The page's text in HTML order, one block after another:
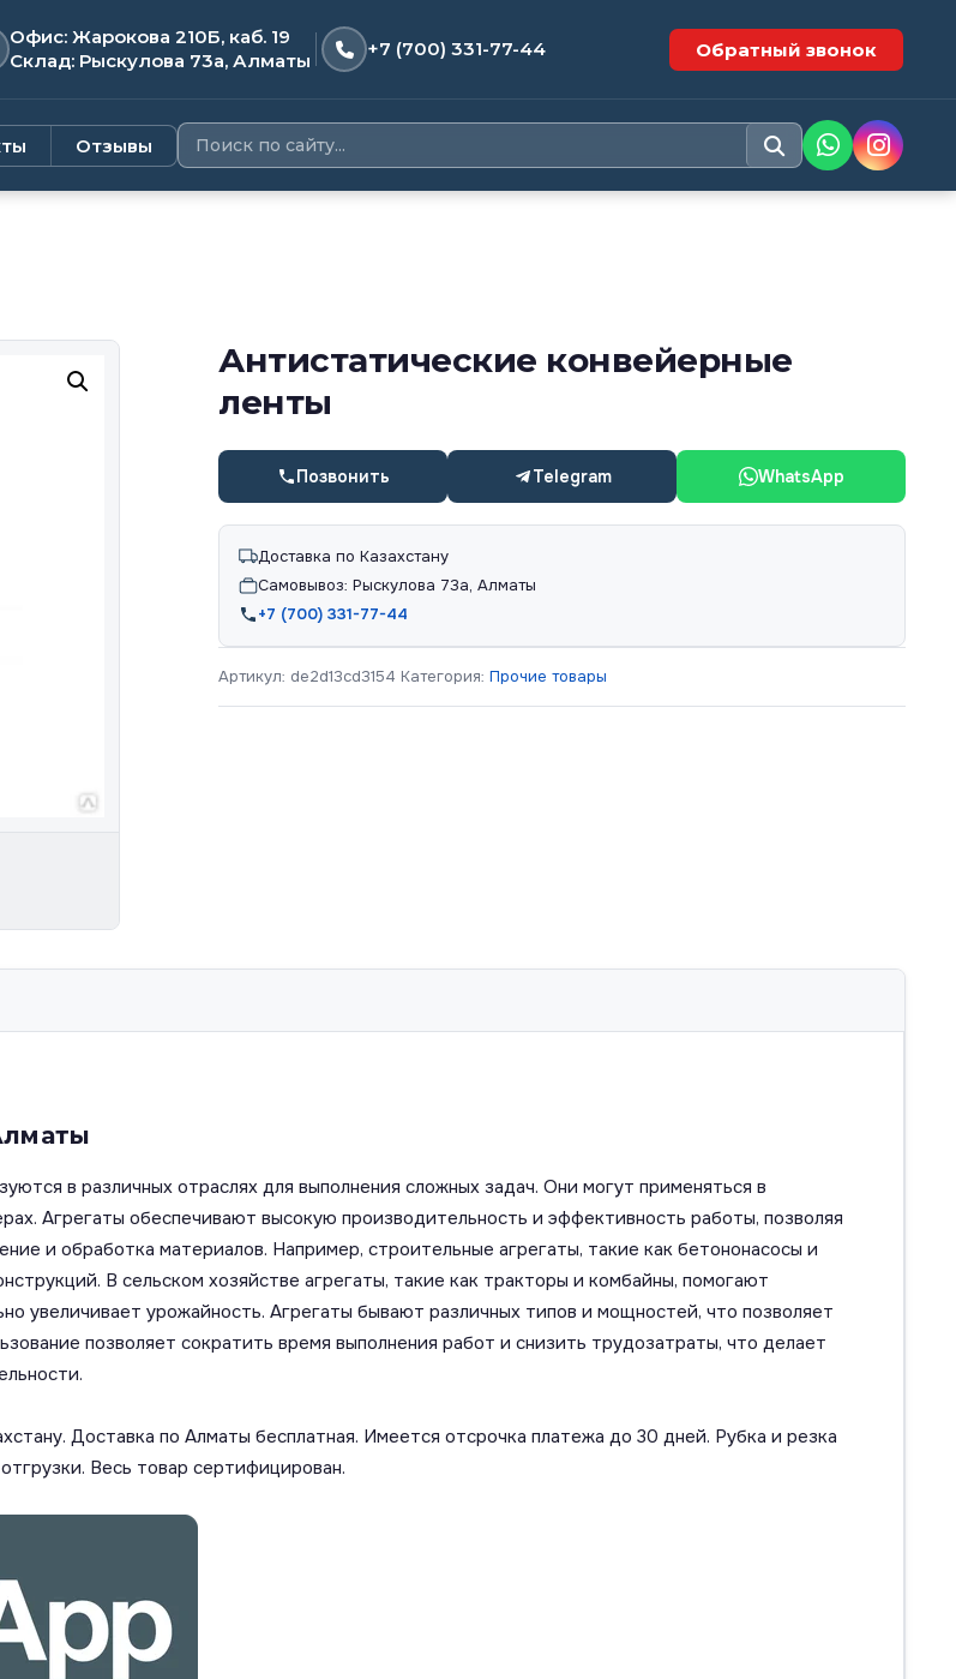
Офис: Жарокова 210Б, каб. 19
Склад: Рыскулова 73а, Алматы
+7 (700) 331-77-44 Обратный звонок
Отзывы
Антистатические конвейерные
ленты
Позвонить Telegram WhatsApp
Доставка по Казахстану
Самовывоз: Рыскулова 73а, Алматы
+7 (700) 331-77-44
Артикул: de2d13cd3154 Категория:Прочие товары
в различных отраслях для выполнения сложных задач. Они могут применяться в
Агрегаты обеспечивают высокую производительность и эффективность работы, позволяя
и обработка материалов. Например, строительные агрегаты, такие как бетононасосы и
В сельском хозяйстве агрегаты, такие как тракторы и комбайны, помогают
увеличивает урожайность. Агрегаты бывают различных типов и мощностей, что позволяет
позволяет сократить время выполнения работ и снизить трудозатраты, что делает
Доставка по Алматы бесплатная. Имеется отсрочка платежа до 30 дней. Рубка и резка
Весь товар сертифицирован.